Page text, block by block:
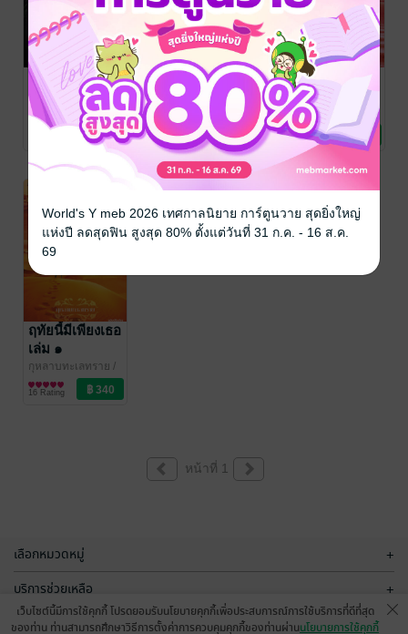
ดวงใจอลัน
กุหลาบทะเลทราย /
NABOOKS
นิยายโรมานซ์
อลิศยอดรัก
กุหลาบทะเลทราย
/
NABOOKS
นิยายโรมานซ์
22 Rating
ฤทัยนี้มีเพียงเธอ
เล่ม ๒ (จบ)
กุหลาบทะเลทราย
NABOOKS
นิยายโรมานซ์
18 Rating
ฤทัยนี้มีเพียงเธอ
เล่ม ๑
กุหลาบทะเลทราย /
NABOOKS
นิยายโรมานซ์
16 Rating
หน้าที่ 1
เลือกหมวดหมู่ +
บริการช่วยเหลือ +
เกี่ยวกับเรา
เว็บไซต์นี้มีการใช้คุกกี้ โปรดยอมรับนโยบายคุกกี้เพื่อประสบการณ์การใช้บริการที่ดีที่สุด
ของท่าน ท่านสามารถศึกษาวิธีการตั้งค่าการควบคุมคุกกี้ของท่านผ่านนโยบายการใช้คุกกี้
World's Y meb 2026 เทศกาลนิยาย การ์ตูนวาย สุดยิ่งใหญ่
แห่งปี ลดสุดฟิน สูงสุด 80% ตั้งแต่วันที่ 31 ก.ค. - 16 ส.ค.
69